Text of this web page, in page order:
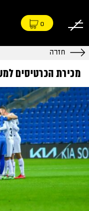
0
חזרה
מכירת הכרטיסים